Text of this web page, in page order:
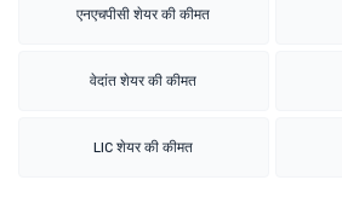
एनएचपीसी शेयर की कीमत
वेदांत शेयर की कीमत
LIC शेयर की कीमत